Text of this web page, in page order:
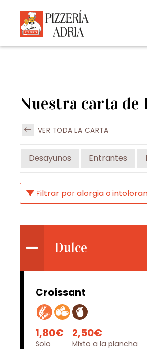
Nuestra carta de
VER TODA LA CARTA
Desayunos Entrantes
Filtrar por alergia o
Dulce
Croissant
1,80€
Solo
2,50€
Mixto a la plancha